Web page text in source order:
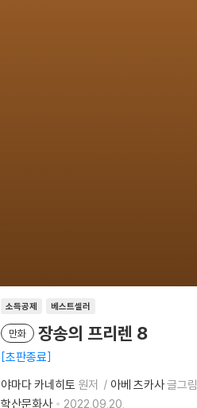
소득공제 베스트셀러
만화 장송의 프리렌 8
초판종료
야마다 카네히토 원저 아베 츠카사글그림
학산문화사
2022.09.20.